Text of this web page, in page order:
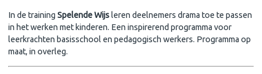
In de training Spelende Wijs leren deelnemers drama toe te passen
in het werken met kinderen. Een inspirerend programma voor
leerkrachten basisschool en pedagogisch werkers. Programma op
maat, in overleg.